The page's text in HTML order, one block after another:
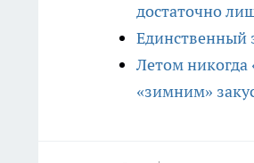
достаточно
Единственный
Летом никогда
«зимним»